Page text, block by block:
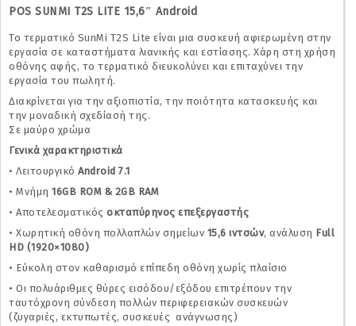
POS SUNMI T2S LITE 15,6″ Android
Το τερματικό SunMi T2S Lite είναι μια συσκευή αφιερωμένη στην
εργασία σε καταστήματα λιανικής και εστίασης. Χάρη στη χρήση
οθόνης αφής, το τερματικό διευκολύνει και επιταχύνει την
εργασία του πωλητή.
Διακρίνεται για την αξιοπιστία, την ποιότητα κατασκευής και
την μοναδική σχεδίασή της.
Σε μαύρο χρώμα
Γενικά χαρακτηριστικά
• Λειτουργικό Android 7.1
• Μνήμη 16GB ROM & 2GB RAM
• Αποτελεσματικός οκταπύρηνος επεξεργαστής
• Χωρητική οθόνη πολλαπλών σημείων 15,6 ιντσών, ανάλυση Full
HD (1920×1080)
• Εύκολη στον καθαρισμό επίπεδη οθόνη χωρίς πλαίσιο
• Οι πολυάριθμες θύρες εισόδου/εξόδου επιτρέπουν την
ταυτόχρονη σύνδεση πολλών περιφερειακών συσκευών
(ζυγαριές, εκτυπωτές, συσκευές ανάγνωσης)